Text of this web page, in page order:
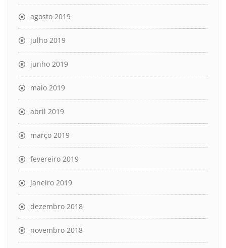
agosto 2019
julho 2019
junho 2019
maio 2019
abril 2019
março 2019
fevereiro 2019
janeiro 2019
dezembro 2018
novembro 2018